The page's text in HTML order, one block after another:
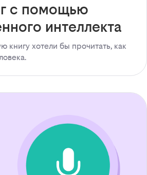
с помощью
интеллекта
книгу хотели бы прочитать, как